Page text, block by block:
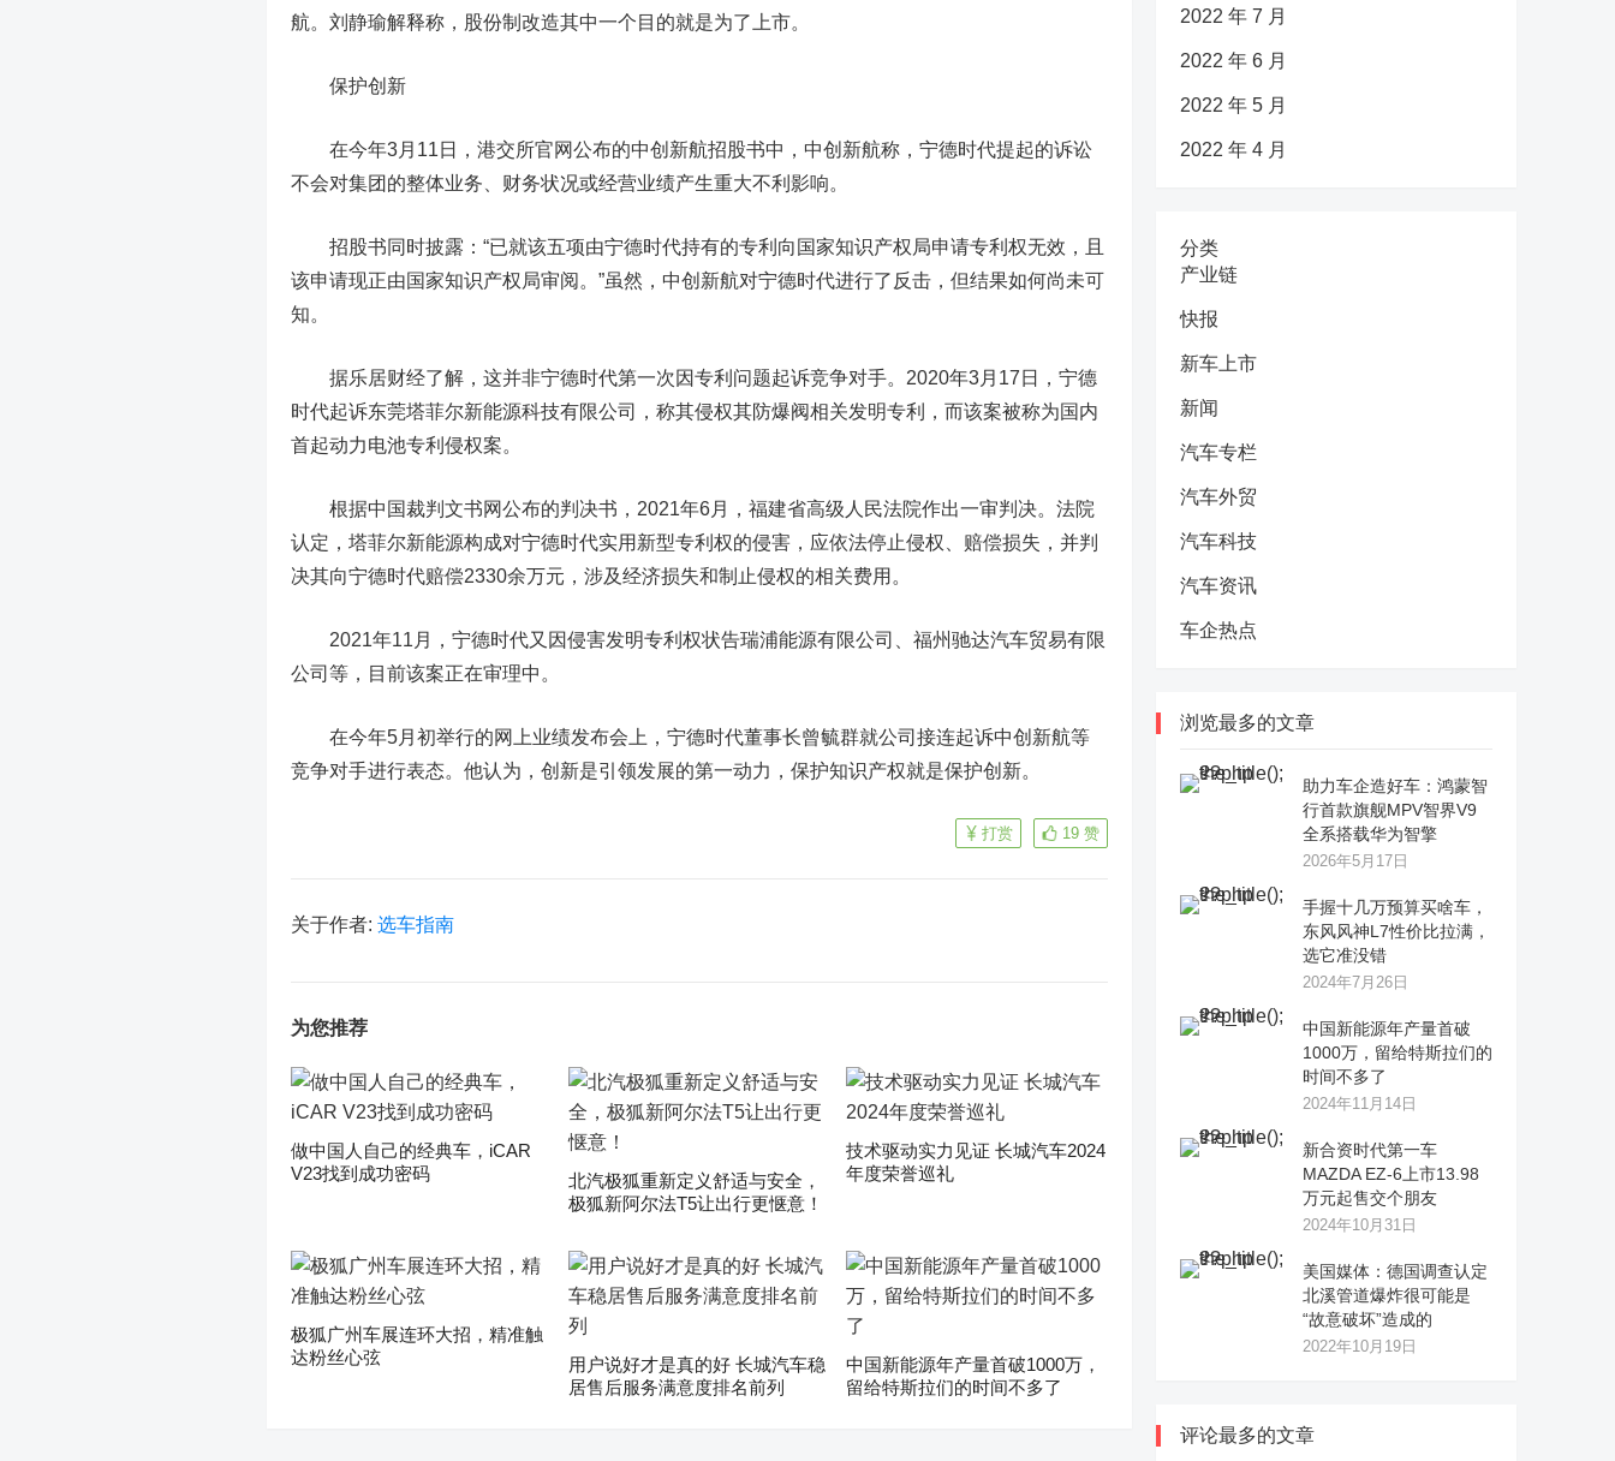
航。刘静瑜解释称，股份制改造其中一个目的就是为了上市。
保护创新
在今年3月11日，港交所官网公布的中创新航招股书中，中创新航称，宁德时代提起的诉讼
不会对集团的整体业务、财务状况或经营业绩产生重大不利影响。
招股书同时披露：“已就该五项由宁德时代持有的专利向国家知识产权局申请专利权无效，且
该申请现正由国家知识产权局审阅。”虽然，中创新航对宁德时代进行了反击，但结果如何尚未可
知。
据乐居财经了解， 这并非宁德时代第一次因专利问题起诉竞争对手。 2020年3月17日，宁德
时代起诉东莞塔菲尔新能源科技有限公司，称其侵权其防爆阀相关发明专利，而该案被称为国内
首起动力电池专利侵权案。
根据中国裁判文书网公布的判决书，2021年6月，福建省高级人民法院作出一审判决。法院
认定，塔菲尔新能源构成对宁德时代实用新型专利权的侵害，应依法停止侵权、赔偿损失，并判
决其向宁德时代赔偿2330余万元，涉及经济损失和制止侵权的相关费用。
2021年11月，宁德时代又因侵害发明专利权状告瑞浦能源有限公司、福州驰达汽车贸易有限
公司等，目前该案正在审理中。
在今年5月初举行的网上业绩发布会上，宁德时代董事长曾毓群就公司接连起诉中创新航等
竞争对手进行表态。他认为，创新是引领发展的第一动力，保护知识产权就是保护创新。
19 赞
打赏
关于作者: 选车指南
为您推荐
做中国人自己的经典车，iCAR
V23找到成功密码
​北汽极狐重新定义舒适与安全，
极狐新阿尔法T5让出行更惬意！
技术驱动实力见证 长城汽车2024
年度荣誉巡礼
极狐广州车展连环大招，精准触
达粉丝心弦
用户说好才是真的好 长城汽车稳
居售后服务满意度排名前列
中国新能源年产量首破1000万，
留给特斯拉们的时间不多了
2022 年 7 月
2022 年 6 月
2022 年 5 月
2022 年 4 月
分类
产业链
快报
新车上市
新闻
汽车专栏
汽车外贸
汽车科技
汽车资讯
车企热点
浏览最多的文章
助力车企造好车：鸿蒙智
行首款旗舰MPV智界V9
全系搭载华为智擎
2026年5月17日
手握十几万预算买啥车，
东风风神L7性价比拉满，
选它准没错
2024年7月26日
中国新能源年产量首破
1000万，留给特斯拉们的
时间不多了
2024年11月14日
新合资时代第一车
MAZDA EZ-6上市13.98
万元起售交个朋友
2024年10月31日
美国媒体：德国调查认定
北溪管道爆炸很可能是
“故意破坏”造成的
2022年10月19日
评论最多的文章